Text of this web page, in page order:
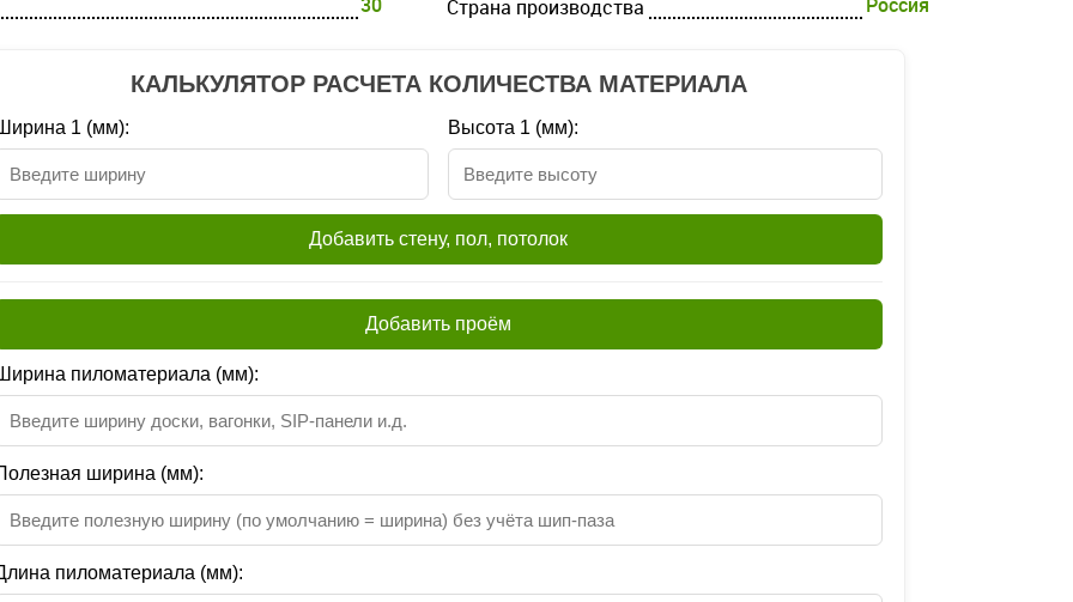
30
Страна производства
Россия
КАЛЬКУЛЯТОР РАСЧЕТА КОЛИЧЕСТВА МАТЕРИАЛА
1 (мм): Высота 1 (мм):
Добавить стену, пол, потолок
Добавить проём
пиломатериала (мм):
ширина (мм):
пиломатериала (мм):